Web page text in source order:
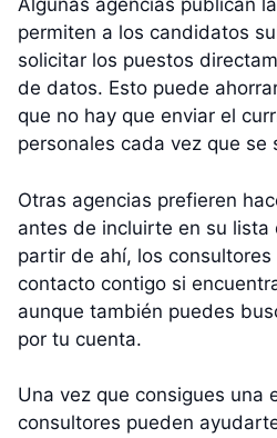
Algunas agencias publican
permiten a los candidatos
solicitar los puestos
de datos. Esto puede
que no hay que enviar el
personales cada vez que se
Otras agencias prefieren
antes de incluirte en su lista
partir de ahí, los consultores
contacto contigo si
aunque también puedes
por tu cuenta.
Una vez que consigues una
consultores pueden